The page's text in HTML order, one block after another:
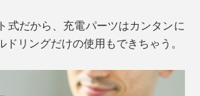
式だから、充電パーツはカンタンに
リングだけの使用もできちゃう。